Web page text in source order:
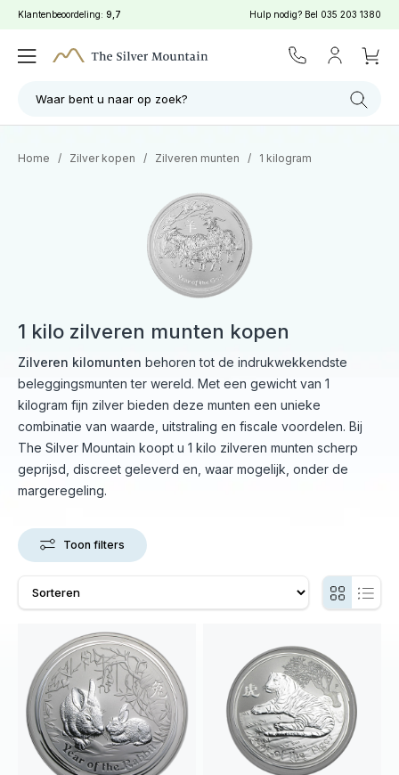
Klantenbeoordeling: 9,7 Hulp nodig? Bel 035 203 1380
Waar bent u naar op zoek?
Home / Zilver kopen / Zilveren munten / 1 kilogram
1 kilo zilveren munten kopen
Zilveren kilomunten behoren tot de indrukwekkendste
beleggingsmunten ter wereld. Met een gewicht van 1
kilogram fijn zilver bieden deze munten een unieke
combinatie van waarde, uitstraling en fiscale voordelen. Bij
The Silver Mountain koopt u 1 kilo zilveren munten scherp
geprijsd, discreet geleverd en, waar mogelijk, onder de
margeregeling.
Toon filters